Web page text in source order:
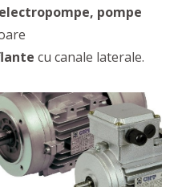
pompe
cu canale laterale.